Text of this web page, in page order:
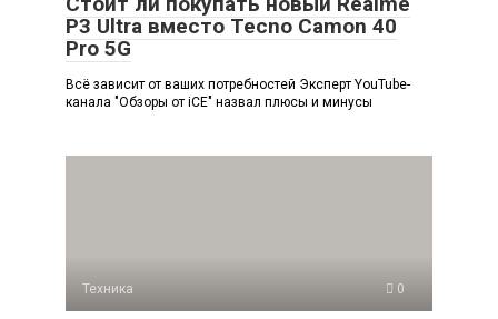
P3 Ultra вместо Tecno Camon 40
Pro 5G
Всё зависит от ваших потребностей Эксперт YouTube-
канала "Обзоры от iCE" назвал плюсы и минусы
Техника 0